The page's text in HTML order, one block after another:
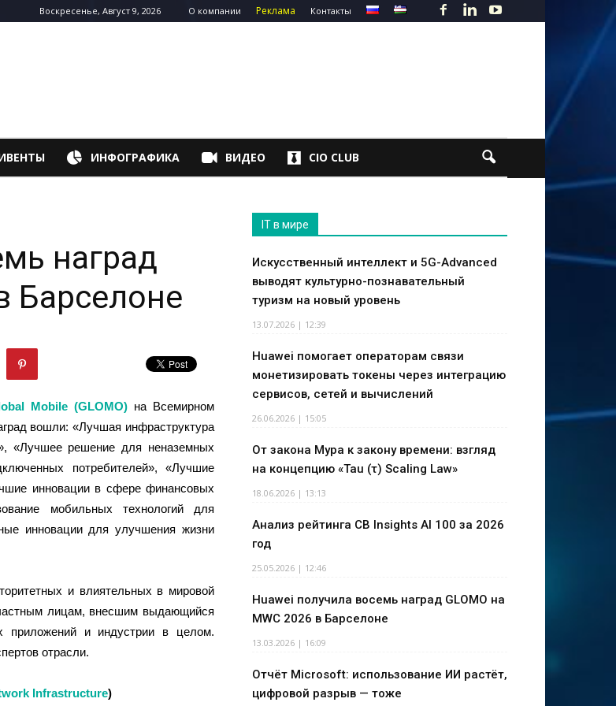
Воскресенье, Август 9, 2026 О компании Реклама Контакты
ИНФОГРАФИКА ВИДЕО CIO CLUB
наград
Барселоне
Mobile (GLOMO) на Всемирном
вошли: «Лучшая инфраструктура
«Лучшее решение для неназемных
потребителей», «Лучшие
инновации в сфере финансовых
мобильных технологий для
инновации для улучшения жизни
и влиятельных в мировой
лицам, внесшим выдающийся
приложений и индустрии в целом.
отрасли.
Infrastructure)
IT в мире
Искусственный интеллект и 5G-Advanced
выводят культурно-познавательный
туризм на новый уровень
13.07.2026 | 12:39
Huawei помогает операторам связи
монетизировать токены через интеграцию
сервисов, сетей и вычислений
26.06.2026 | 15:05
От закона Мура к закону времени: взгляд
на концепцию «Tau (τ) Scaling Law»
18.06.2026 | 13:13
Анализ рейтинга CB Insights AI 100 за 2026
год
25.05.2026 | 12:46
Huawei получила восемь наград GLOMO на
MWC 2026 в Барселоне
13.03.2026 | 16:09
Отчёт Microsoft: использование ИИ растёт,
цифровой разрыв — тоже